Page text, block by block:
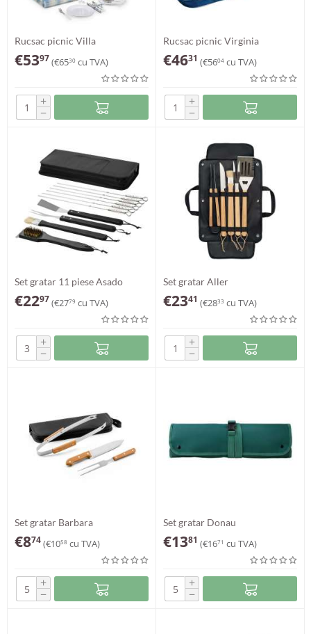
Rucsac picnic Villa
€5397(€6530 cu TVA)
+
−
Rucsac picnic Virginia
€4631 (€5604 cu TVA)
+
−
Set gratar 11 piese Asado
€2297(€2779 cu TVA)
+
−
Set gratar Aller
€2341 (€2833 cu TVA)
+
−
Set gratar Barbara
€874(€1058 cu TVA)
+
−
Set gratar Donau
€1381 (€1671 cu TVA)
+
−